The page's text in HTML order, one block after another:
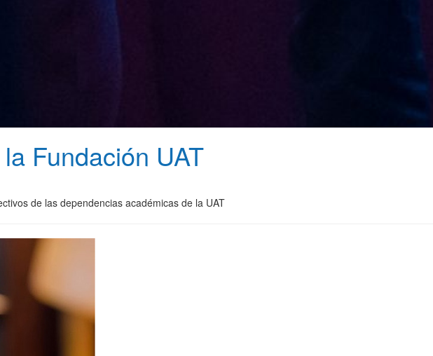
Fundación UAT
de las dependencias académicas de la UAT